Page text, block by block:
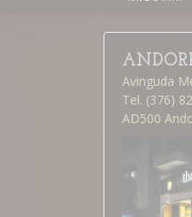
Avinguda
Tel. (376)
AD500